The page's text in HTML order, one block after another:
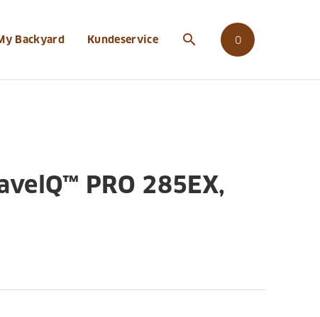
Backyard Kundeservice search 0
PRO 285EX,